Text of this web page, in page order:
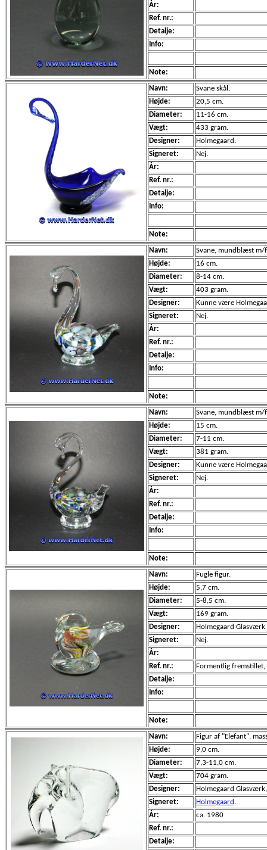
År:
Ref. nr.:
Detalje:
Info:
Note:
Navn:
Svane skål.
Højde:
20,5 cm.
Diameter:
11-16 cm.
Vægt:
433 gram.
Designer:
Holmegaard.
Signeret:
Nej.
År:
Ref. nr.:
Detalje:
Info:
Note:
Navn:
Svane, mundblæst m/
Højde:
16 cm.
Diameter:
8-14 cm.
Vægt:
403 gram.
Designer:
Kunne være
Signeret:
Nej.
År:
Ref. nr.:
Detalje:
Info:
Note:
Navn:
Svane, mundblæst m/
Højde:
15 cm.
Diameter:
7-11 cm.
Vægt:
381 gram.
Designer:
Kunne være
Signeret:
Nej.
År:
Ref. nr.:
Detalje:
Info:
Note:
Navn:
Fugle figur.
Højde:
5,7 cm.
Diameter:
5-8,5 cm.
Vægt:
169 gram.
Designer:
Holmegaard Glasværk
Signeret:
Nej.
År:
Ref. nr.:
Formentlig
Detalje:
Info:
Note:
Navn:
Figur af "Elefant",
Højde:
9,0 cm.
Diameter:
7,3-11,0 cm.
Vægt:
704 gram.
Designer:
Holmegaard
Signeret:
Holmegaard .
År:
ca. 1980
Ref. nr.:
Detalje: